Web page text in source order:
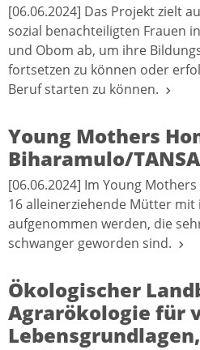
[06.06.2024] Das Projekt zielt
sozial benachteiligten Frauen
und Obom ab, um ihre
fortsetzen zu können oder
Beruf starten zu können.
Young Mothers
Biharamulo/
[06.06.2024] Im Young
16 alleinerziehende Mütter
aufgenommen werden, die
schwanger geworden sind.
Ökologischer
Agrarökologie für
Lebensgrundlagen,